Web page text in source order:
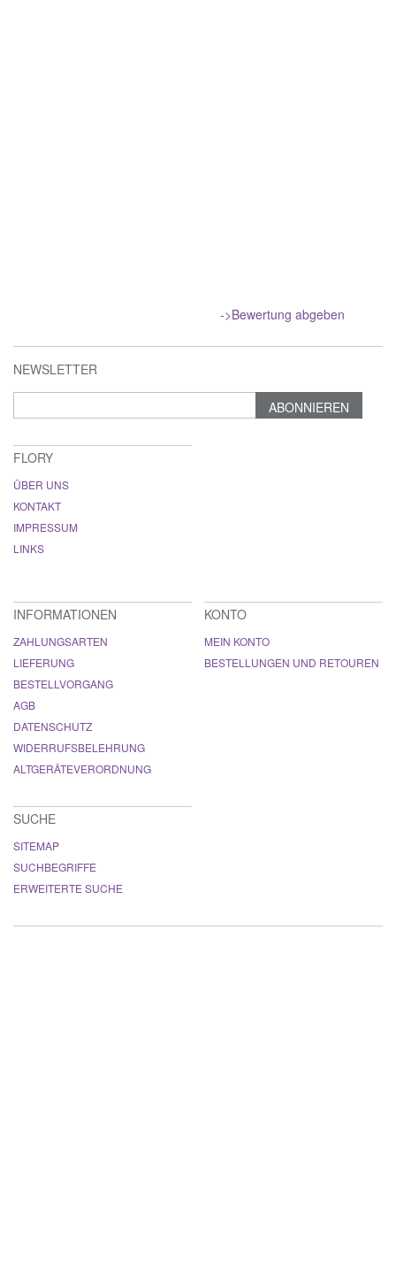
->Bewertung abgeben
NEWSLETTER
ABONNIEREN
FLORY
ÜBER UNS
KONTAKT
IMPRESSUM
LINKS
INFORMATIONEN
ZAHLUNGSARTEN
LIEFERUNG
BESTELLVORGANG
AGB
DATENSCHUTZ
WIDERRUFSBELEHRUNG
ALTGERÄTEVERORDNUNG
KONTO
MEIN KONTO
BESTELLUNGEN UND RETOUREN
SUCHE
SITEMAP
SUCHBEGRIFFE
ERWEITERTE SUCHE